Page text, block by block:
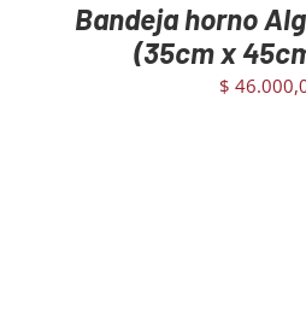
Bandeja horno
(35cm x
$